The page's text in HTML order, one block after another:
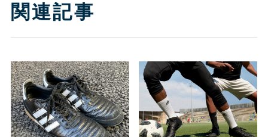
関連記事